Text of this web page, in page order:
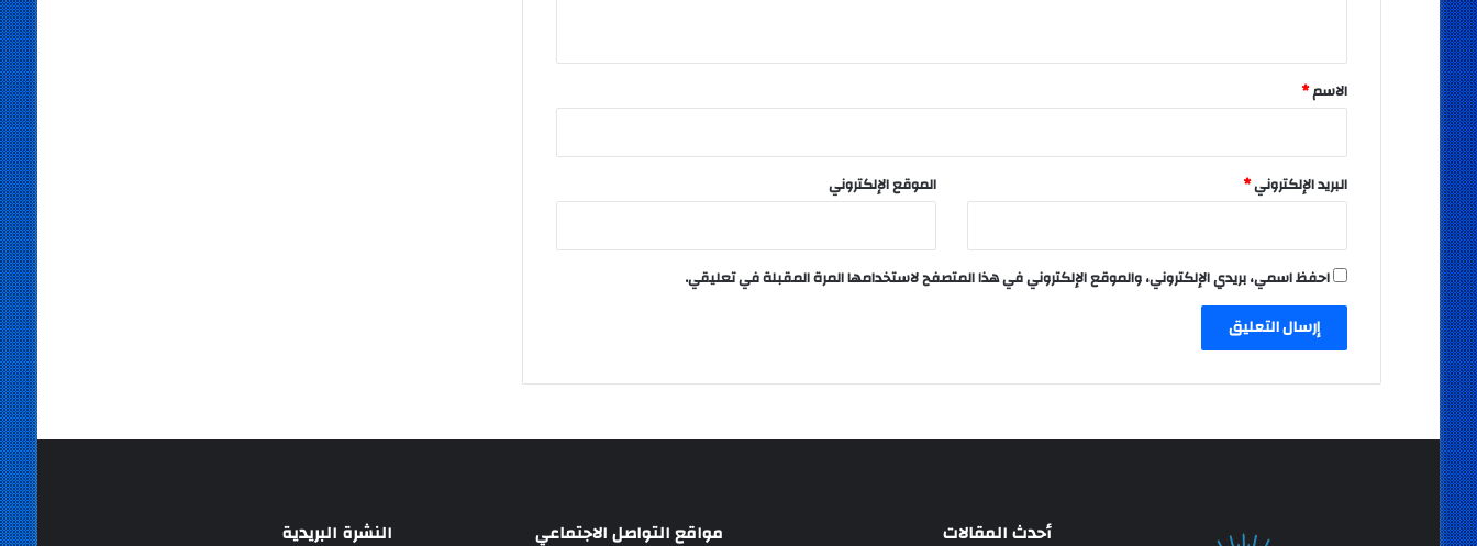
*
الاسم*
البريد الإلكتروني* الموقع الإلكتروني
احفظ اسمي، بريدي الإلكتروني، والموقع الإلكتروني في هذا المتصفح لاستخدامها المرة المقبلة في تعليقي.
أحدث المقالات مواقع التواصل الاجتماعي النشرة البريدية